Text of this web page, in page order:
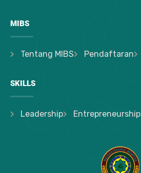
MIBS
Tentang MIBS Pendaftaran
SKILLS
Leadership Entrepreneurship